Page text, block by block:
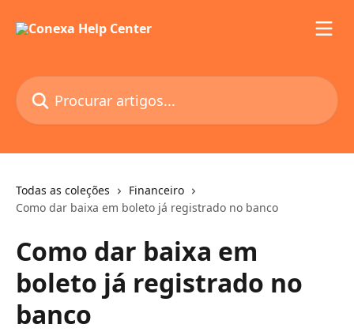
Procurar artigos...
Todas as coleções
Financeiro
Como dar baixa em boleto já registrado no banco
Como dar baixa em
boleto já registrado no
banco